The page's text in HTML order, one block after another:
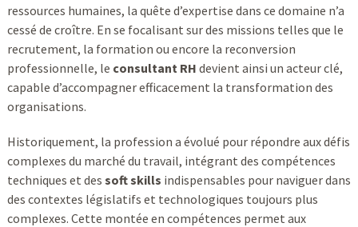
ressources humaines, la quête d’expertise dans ce domaine n’a
cessé de croître. En se focalisant sur des missions telles que le
recrutement, la formation ou encore la reconversion
professionnelle, le consultant RH devient ainsi un acteur clé,
capable d’accompagner efficacement la transformation des
organisations.
Historiquement, la profession a évolué pour répondre aux défis
complexes du marché du travail, intégrant des compétences
techniques et des soft skills indispensables pour naviguer dans
des contextes législatifs et technologiques toujours plus
complexes. Cette montée en compétences permet aux